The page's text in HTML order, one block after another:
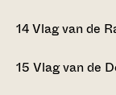
14Vlag van de
15 Vlag van de